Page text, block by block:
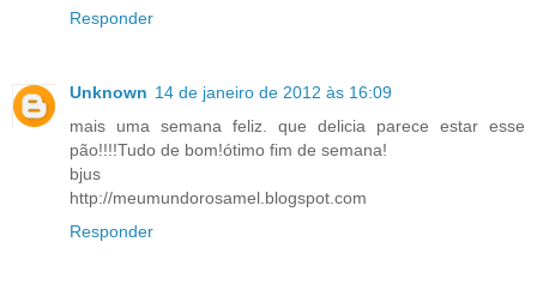
Responder
Unknown 14 de janeiro de 2012 às 16:09
mais uma semana feliz. que delicia parece estar esse
pão!!!!Tudo de bom!ótimo fim de semana!
bjus
http://meumundorosamel.blogspot.com
Responder